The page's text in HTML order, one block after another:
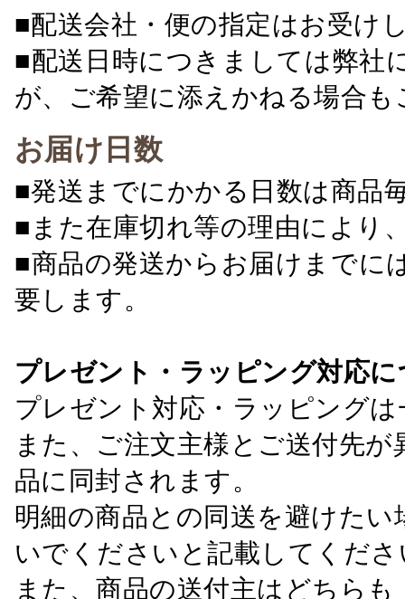
■配送会社・便の指定はお受け
■配送日時につきましては弊社
が、ご希望に添えかねる場合
お届け日数
■発送までにかかる日数は商品
■また在庫切れ等の理由により
■商品の発送からお届けまでに
要します。
プレゼント・ラッピング対応
プレゼント対応・ラッピング
また、ご注文主様とご送付先
品に同封されます。
明細の商品との同送を避けた
いでくださいと記載してくださ
また、商品の送付主はどちら